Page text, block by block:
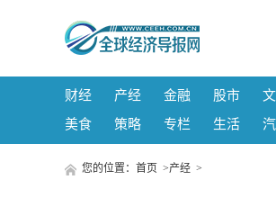
财经 产经 金融 股市
美食
策略 专栏 生活
您的位置： 首页 >产经 >